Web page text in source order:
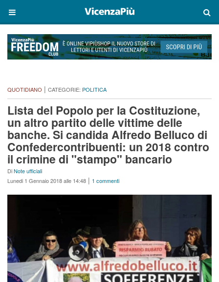
QUOTIDIANO | CATEGORIE: POLITICA
Lista del Popolo per la Costituzione,
un altro partito delle vittime delle
banche. Si candida Alfredo Belluco di
Confedercontribuenti: un 2018 contro
il crimine di "stampo" bancario
DiNote ufficiali
Lunedi 1 Gennaio 2018 alle 14:48 | 1 commenti